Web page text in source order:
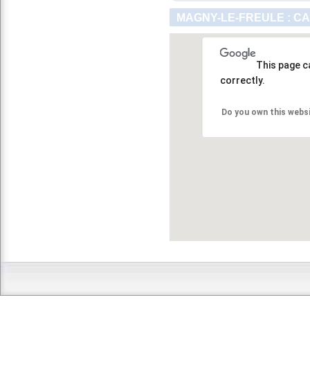
MAGNY-LE-FREULE :
This page
correctly.
Do you own this